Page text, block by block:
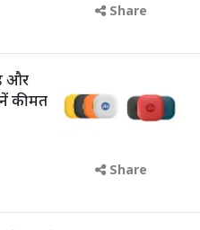
Share
और
कीमत
Share